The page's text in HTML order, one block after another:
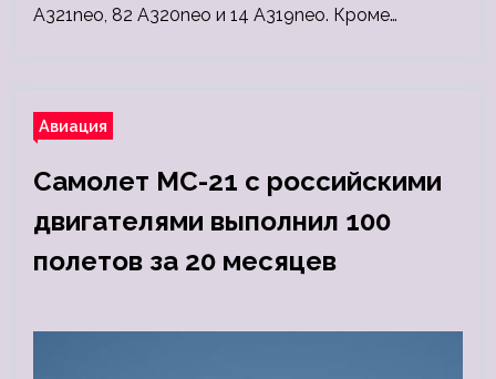
A321neo, 82 A320neo и 14 A319neo. Кроме…
Авиация
Самолет МС-21 с российскими
двигателями выполнил 100
полетов за 20 месяцев